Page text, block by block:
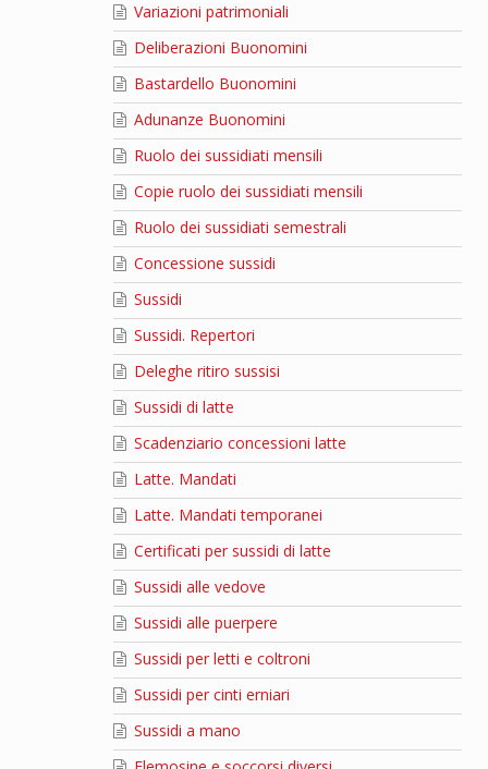
Variazioni patrimoniali
Deliberazioni Buonomini
Bastardello Buonomini
Adunanze Buonomini
Ruolo dei sussidiati mensili
Copie ruolo dei sussidiati mensili
Ruolo dei sussidiati semestrali
Concessione sussidi
Sussidi
Sussidi. Repertori
Deleghe ritiro sussisi
Sussidi di latte
Scadenziario concessioni latte
Latte. Mandati
Latte. Mandati temporanei
Certificati per sussidi di latte
Sussidi alle vedove
Sussidi alle puerpere
Sussidi per letti e coltroni
Sussidi per cinti erniari
Sussidi a mano